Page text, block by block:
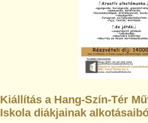
Kiállítás a Hang-Szín-Tér
Iskola diákjainak